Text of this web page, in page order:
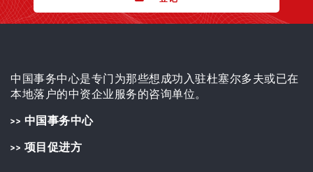
中国事务中心是专门为那些想成功入驻杜塞尔多夫或已在
本地落户的中资企业服务的咨询单位。
>> 中国事务中心
>> 项目促进方